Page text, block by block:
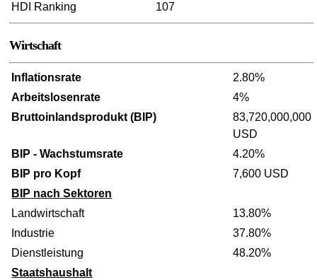
HDI Ranking 107
Wirtschaft
Inflationsrate
2.80%
Arbeitslosenrate
4%
Bruttoinlandsprodukt (BIP)
83,720,000,000
USD
BIP - Wachstumsrate
4.20%
BIP pro Kopf
7,600 USD
BIP nach Sektoren
Landwirtschaft
13.80%
Industrie
37.80%
Dienstleistung
48.20%
Staatshaushalt